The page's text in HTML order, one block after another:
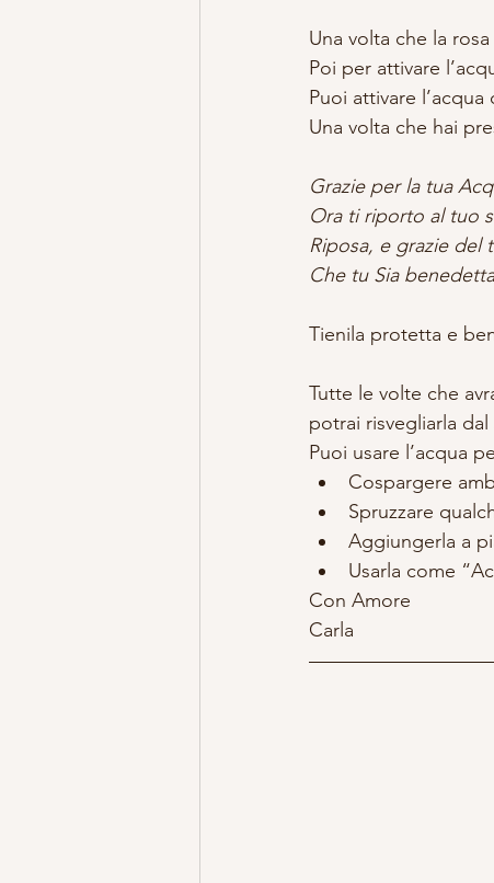
Una volta che la
Poi per attivare
Puoi attivare
Una volta che hai
Grazie per la tua
Ora ti riporto al tuo
Riposa, e grazie del
Che tu Sia
Tienila protetta e
Tutte le volte che
potrai risvegliarla
Puoi usare l’acqua
Cospargere
Spruzzare
Aggiungerla a
Usarla come
Con Amore
Carla